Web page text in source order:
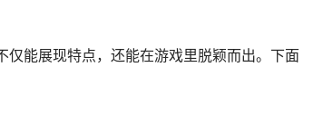
能展现特点，还能在游戏里脱颖而出。下面